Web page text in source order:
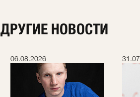
ДРУГИЕ НОВОСТИ
06.08.2026